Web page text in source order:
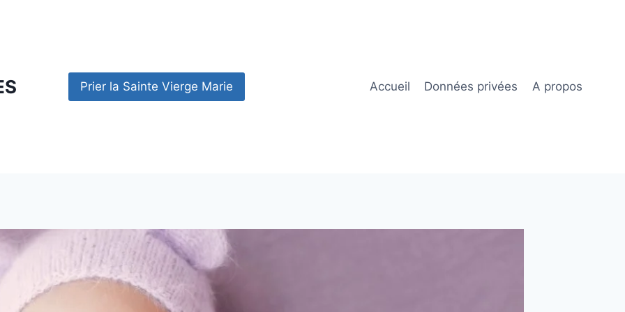
Prier la Sainte Vierge Marie Accueil Données privées A propos